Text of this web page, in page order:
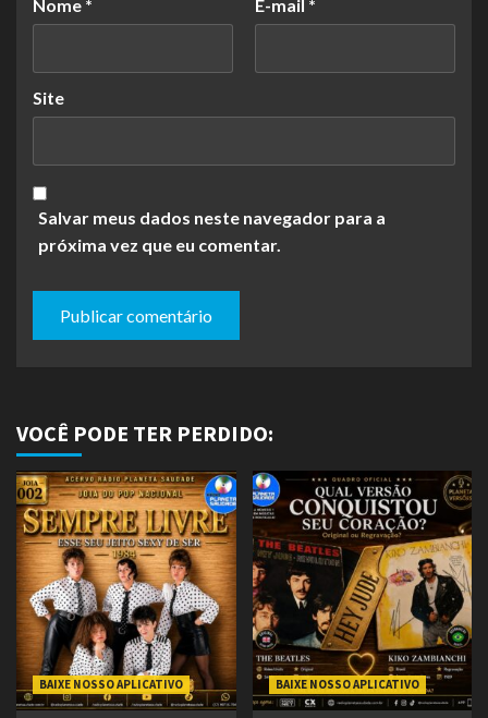
Nome * E-mail *
Site
Salvar meus dados neste navegador para a
próxima vez que eu comentar.
VOCÊ PODE TER PERDIDO:
BAIXE NOSSO APLICATIVO BAIXE NOSSO APLICATIVO